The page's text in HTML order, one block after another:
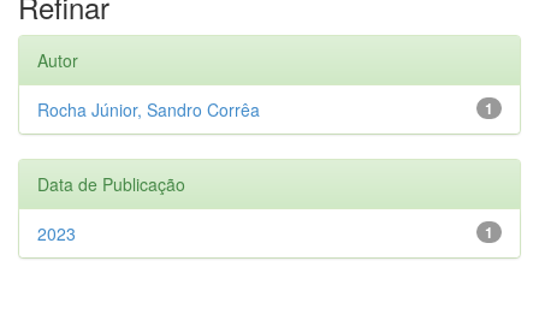
Autor
1
Rocha Júnior, Sandro Corrêa
Data de Publicação
1
2023